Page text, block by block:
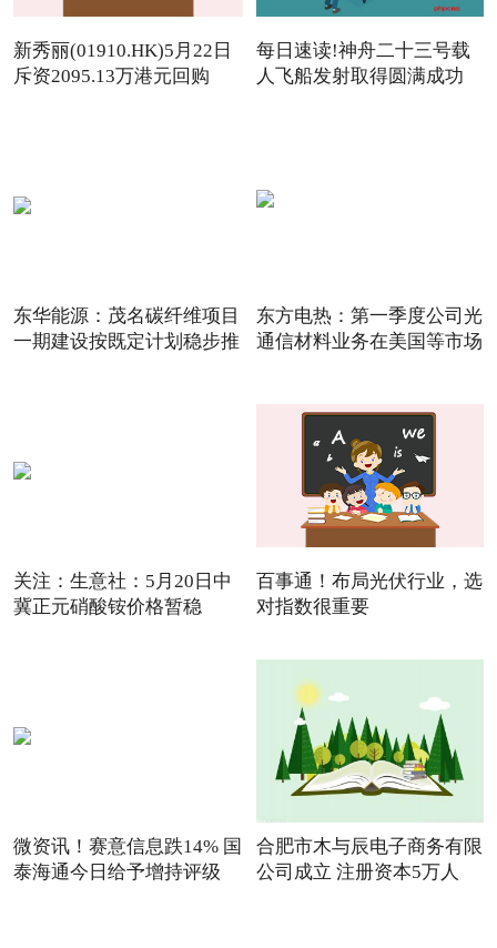
新秀丽(01910.HK)5月22日
斥资2095.13万港元回购
每日速读!神舟二十三号载
人飞船发射取得圆满成功
东华能源：茂名碳纤维项目
一期建设按既定计划稳步推
东方电热：第一季度公司光
通信材料业务在美国等市场
关注：生意社：5月20日中
冀正元硝酸铵价格暂稳
百事通！布局光伏行业，选
对指数很重要
微资讯！赛意信息跌14% 国
泰海通今日给予增持评级
合肥市木与辰电子商务有限
公司成立 注册资本5万人